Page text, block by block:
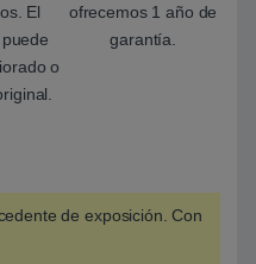
El
o
ofrecemos 1 año de
garantía.
de exposición. Con